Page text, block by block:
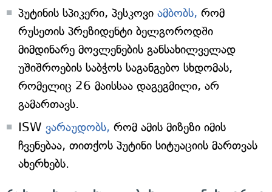
პუტინის სპიკერი, პესკოვი ამბობს, რომ
რუსეთის პრეზიდენტი ბელგოროდში
მიმდინარე მოვლენების განსახილველად
უშიშროების საბჭოს საგანგებო სხდომას,
რომელიც 26 მაისსაა დაგეგმილი, არ
გამართავს.
ISW ვარაუდობს, რომ ამის მიზეზი იმის
ჩვენებაა, თითქოს პუტინი სიტუაციის მართვას
ახერხებს.